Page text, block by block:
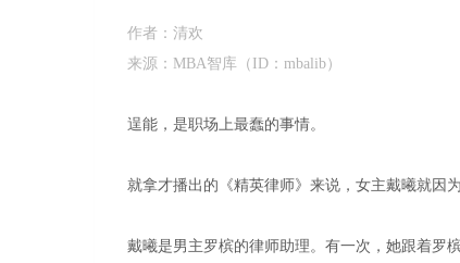
作者：清欢
来源：MBA智库（ID：mbalib）
逞能，是职场上最蠢的事情。
就拿才播出的《精英律师》来说，女主戴曦就因
戴曦是男主罗槟的律师助理。有一次，她跟着罗